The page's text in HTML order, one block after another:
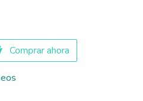
Comprar ahora